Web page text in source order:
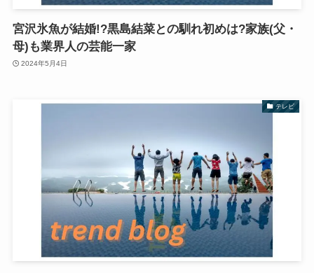
宮沢氷魚が結婚!?黒島結菜との馴れ初めは?家族(父・
母)も業界人の芸能一家
2024年5月4日
テレビ